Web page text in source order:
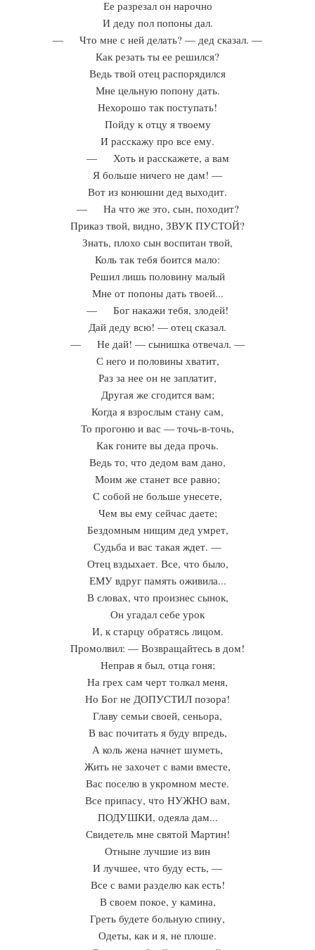
Ее разрезал он нарочно
И деду пол попоны дал.
— Что мне с ней делать? — дед сказал. —
Как резать ты ее решился?
Ведь твой отец распорядился
Мне цельную попону дать.
Нехорошо так поступать!
Пойду к отцу я твоему
И расскажу про все ему.
— Хоть и расскажете, а вам
Я больше ничего не дам! —
Вот из конюшни дед выходит.
— На что же это, сын, походит?
Приказ твой, видно, ЗВУК ПУСТОЙ?
Знать, плохо сын воспитан твой,
Коль так тебя боится мало:
Решил лишь половину малый
Мне от попоны дать твоей...
— Бог накажи тебя, злодей!
Дай деду всю! — отец сказал.
— Не дай! — сынишка отвечал. —
С него и половины хватит,
Раз за нее он не заплатит,
Другая же сгодится вам;
Когда я взрослым стану сам,
То прогоню и вас — точь-в-точь,
Как гоните вы деда прочь.
Ведь то, что дедом вам дано,
Моим же станет все равно;
С собой не больше унесете,
Чем вы ему сейчас даете;
Бездомным нищим дед умрет,
Судьба и вас такая ждет. —
Отец вздыхает. Все, что было,
ЕМУ вдруг память оживила...
В словах, что произнес сынок,
Он угадал себе урок
И, к старцу обратясь лицом.
Промолвил: — Возвращайтесь в дом!
Неправ я был, отца гоня;
На грех сам черт толкал меня,
Но Бог не ДОПУСТИЛ позора!
Главу семьи своей, сеньора,
В вас почитать я буду впредь,
А коль жена начнет шуметь,
Жить не захочет с вами вместе,
Вас поселю в укромном месте.
Все припасу, что НУЖНО вам,
ПОДУШКИ, одеяла дам...
Свидетель мне святой Мартин!
Отныне лучшие из вин
И лучшее, что буду есть, —
Все с вами разделю как есть!
В своем покое, у камина,
Греть будете больную спину,
Одеты, как и я, не плоше.